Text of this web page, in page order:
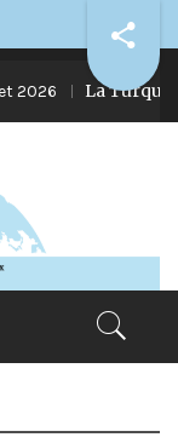
La Turquie